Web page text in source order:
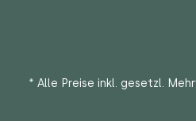
* Alle Preise inkl. gesetzl.